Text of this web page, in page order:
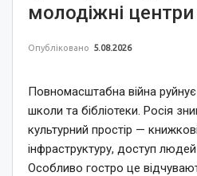
молодіжні центри
Опубліковано 5.08.2026
Повномасштабна війна
школи та бібліотеки. Росія
культурний простір —
інфраструктуру, доступ людей
Особливо гостро це